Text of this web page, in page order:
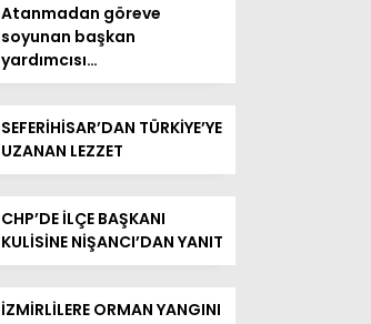
Atanmadan göreve
soyunan başkan
yardımcısı…
SEFERİHİSAR’DAN TÜRKİYE’YE
UZANAN LEZZET
CHP’DE İLÇE BAŞKANI
KULİSİNE NİŞANCI’DAN YANIT
İZMİRLİLERE ORMAN YANGINI